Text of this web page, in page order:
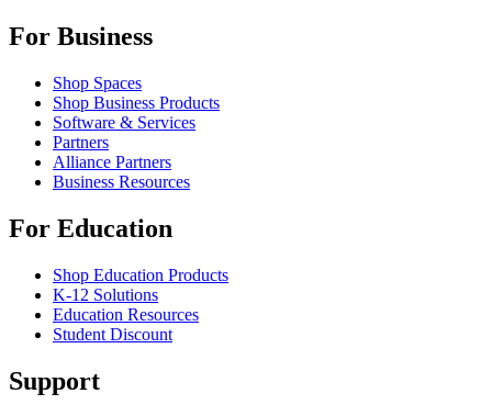
For Business
Shop Spaces
Shop Business Products
Software & Services
Partners
Alliance Partners
Business Resources
For Education
Shop Education Products
K-12 Solutions
Education Resources
Student Discount
Support